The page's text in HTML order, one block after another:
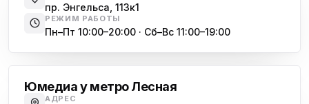
пр. Энгельса, 113к1
РЕЖИМ РАБОТЫ
Пн–Пт 10:00–20:00 · Сб–Вс 11:00–19:00
Юмедиа у метро Лесная
АДРЕС